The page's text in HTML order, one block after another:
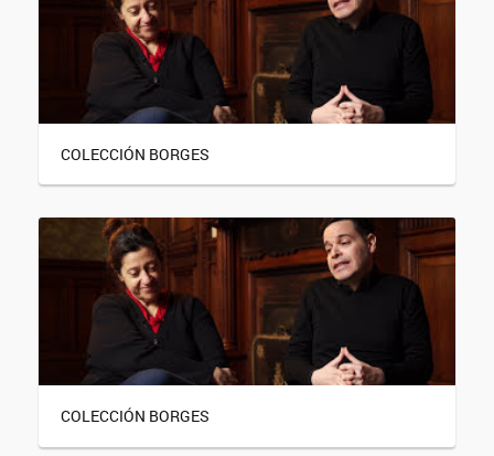
COLECCIÓN BORGES
COLECCIÓN BORGES